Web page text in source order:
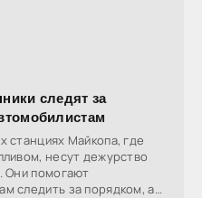
следят за
станциях Майкопа, где
несут дежурство
Они помогают
следить за порядком, а